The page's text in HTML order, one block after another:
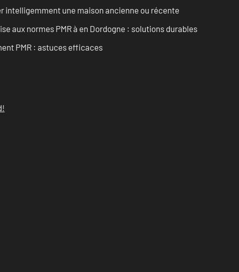
intelligemment une maison ancienne ou récente
aux normes PMR à en Dordogne : solutions durables
PMR : astuces efficaces